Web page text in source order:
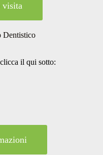
visita
Dentistico
il qui sotto: